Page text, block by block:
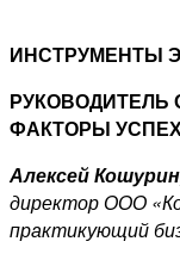
ИНСТРУМЕНТЫ
ФАКТОРЫ
Алексей
директор ООО
практикующий